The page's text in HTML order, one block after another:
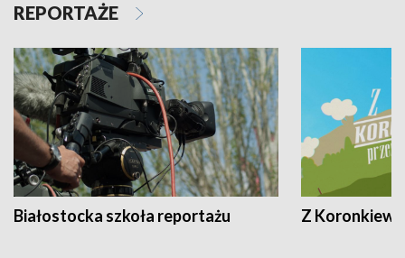
REPORTAŻE
Białostocka szkoła reportażu Z